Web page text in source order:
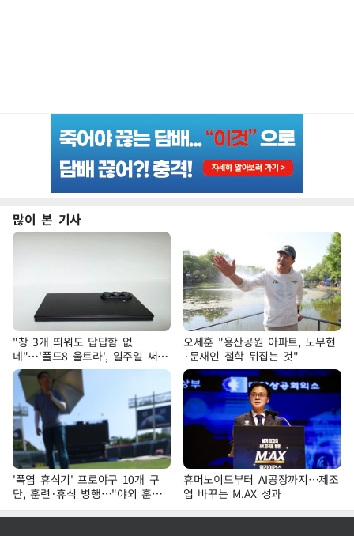
많이 본 기사
"창 3개 띄워도 답답함 없
네"…'폴드8 울트라', 일주일 써보
니
오세훈 "용산공원 아파트, 노무현
·문재인 철학 뒤집는 것"
'폭염 휴식기' 프로야구 10개 구
단, 훈련·휴식 병행…"야외 훈련
해도 안전 최우선"
휴머노이드부터 AI공장까지…제조
업 바꾸는 M.AX 성과